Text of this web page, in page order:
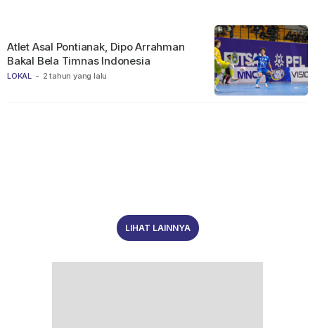
LOKAL - 2 tahun yang lalu
Atlet Asal Pontianak, Dipo Arrahman
Bakal Bela Timnas Indonesia
LIHAT LAINNYA